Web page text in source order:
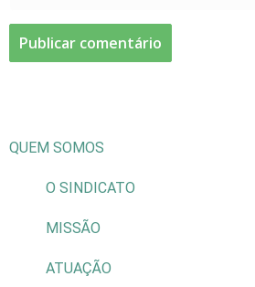
QUEM SOMOS
O SINDICATO
MISSÃO
ATUAÇÃO